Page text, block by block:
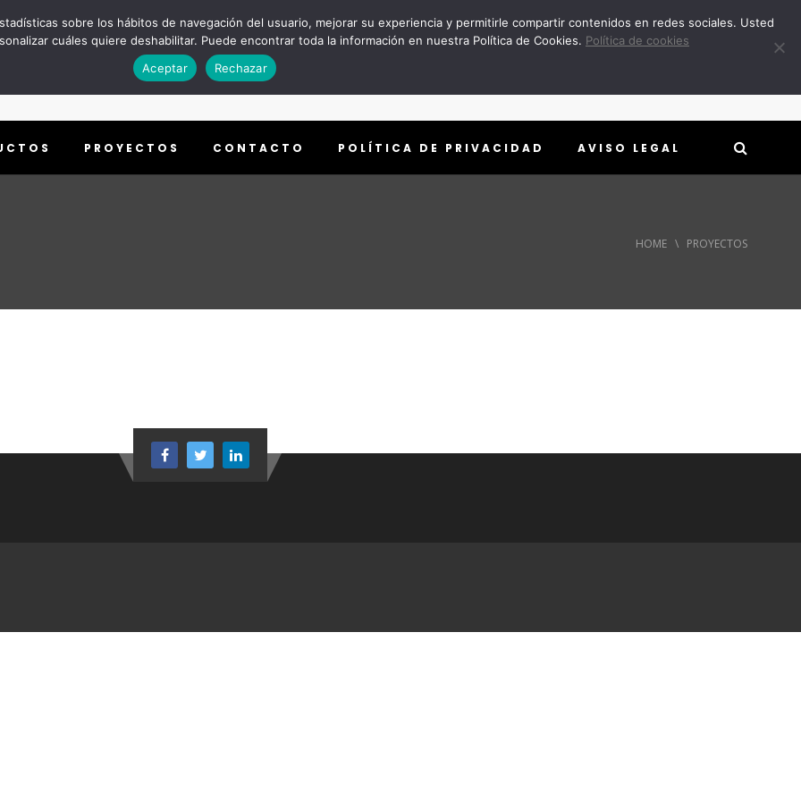
PROYECTOS CONTACTO POLÍTICA DE PRIVACIDAD AVISO LEGAL
HOME \ PROYECTOS
sobre los hábitos de navegación del usuario, mejorar su experiencia y permitirle compartir contenidos en redes sociales. Usted
cuáles quiere deshabilitar. Puede encontrar toda la información en nuestra Política de Cookies. Política de cookies
Aceptar
Rechazar